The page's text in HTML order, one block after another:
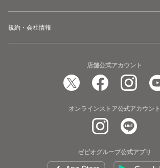
規約・会社情報
店舗公式アカウント
オンラインストア公式アカウント
ゼビオグループ公式アプリ